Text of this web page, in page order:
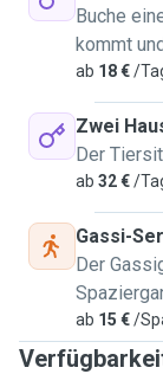
Buche
kommt
ab 18 €/
Zwei
Der
ab 32 €/
Gassi-
Der
ab 15 €/